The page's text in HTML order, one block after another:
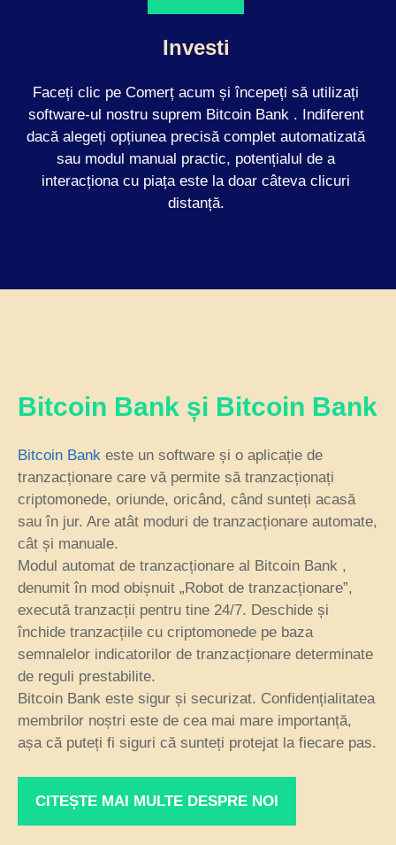
Investi
Faceți clic pe Comerț acum și începeți să utilizați
software-ul nostru suprem Bitcoin Bank . Indiferent
dacă alegeți opțiunea precisă complet automatizată
sau modul manual practic, potențialul de a
interacționa cu piața este la doar câteva clicuri
distanță.
Bitcoin Bank și Bitcoin Bank
Bitcoin Bank este un software și o aplicație de
tranzacționare care vă permite să tranzacționați
criptomonede, oriunde, oricând, când sunteți acasă
sau în jur. Are atât moduri de tranzacționare automate,
cât și manuale.
Modul automat de tranzacționare al Bitcoin Bank ,
denumit în mod obișnuit „Robot de tranzacționare”,
execută tranzacții pentru tine 24/7. Deschide și
închide tranzacțiile cu criptomonede pe baza
semnalelor indicatorilor de tranzacționare determinate
de reguli prestabilite.
Bitcoin Bank este sigur și securizat. Confidențialitatea
membrilor noștri este de cea mai mare importanță,
așa că puteți fi siguri că sunteți protejat la fiecare pas.
CITEȘTE MAI MULTE DESPRE NOI